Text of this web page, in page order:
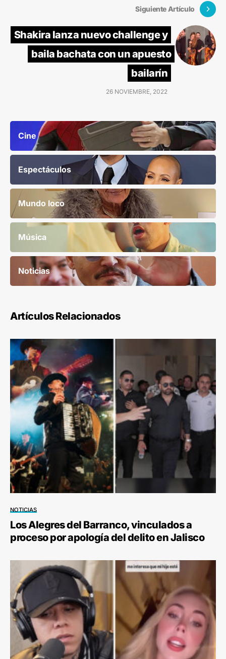
Siguiente Artículo
Shakira lanza nuevo challenge y
baila bachata con un apuesto
bailarín
26 NOVIEMBRE, 2022
Cine
Espectáculos
Mundo loco
Música
Noticias
Artículos Relacionados
NOTICIAS
Los Alegres del Barranco, vinculados a
proceso por apología del delito en Jalisco